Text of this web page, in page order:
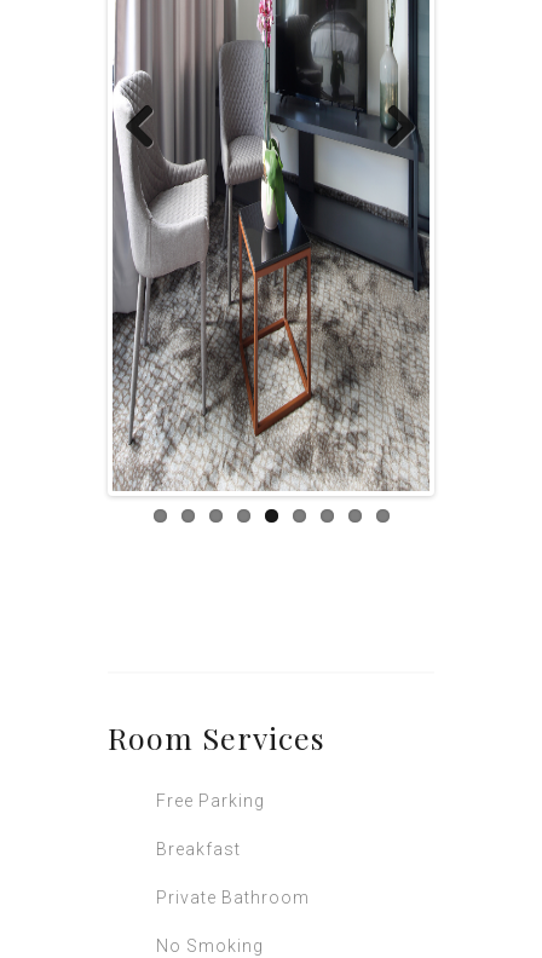
Previous Next
Room Services
Free Parking
Breakfast
Private Bathroom
No Smoking